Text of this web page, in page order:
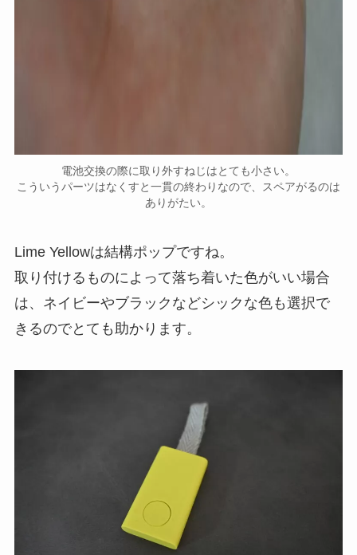
電池交換の際に取り外すねじはとても小さい。
こういうパーツはなくすと一貫の終わりなので、スペアがるのは
ありがたい。
Lime Yellowは結構ポップですね。
取り付けるものによって落ち着いた色がいい場合
は、ネイビーやブラックなどシックな色も選択で
きるのでとても助かります。